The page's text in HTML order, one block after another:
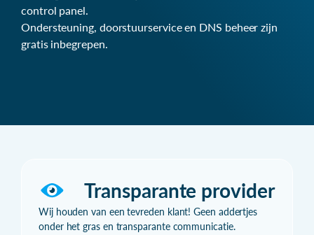
control panel.
Ondersteuning, doorstuurservice en DNS beheer zijn
gratis inbegrepen.
Transparante provider
Wij houden van een tevreden klant! Geen addertjes
onder het gras en transparante communicatie.